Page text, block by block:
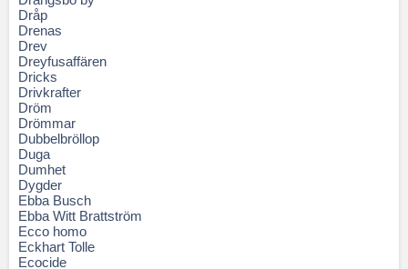
Dråp
Drenas
Drev
Dreyfusaffären
Dricks
Drivkrafter
Dröm
Drömmar
Dubbelbröllop
Duga
Dumhet
Dygder
Ebba Busch
Ebba Witt Brattström
Ecco homo
Eckhart Tolle
Ecocide